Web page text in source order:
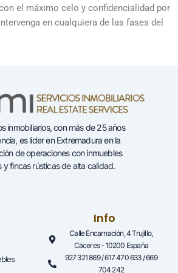
el máximo celo y confidencialidad por
en cualquiera de las fases del
inmobiliarios, con más de 25 años
es líder en Extremadura en la
de operaciones con inmuebles
y fincas rústicas de alta calidad.
Info
Calle Encarnación, 4 Trujillo,
Cáceres - 10200 España
927 321 869 / 617 470 633 / 669
704 242